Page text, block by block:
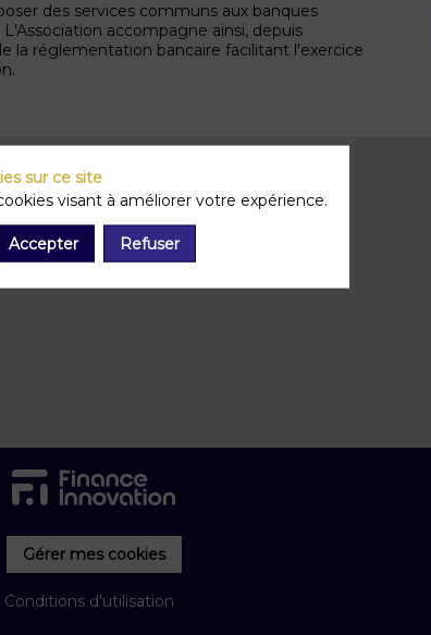
des services communs aux banques
accompagne ainsi, depuis
la réglementation bancaire facilitant l'exercice
Gérer mes cookies
Conditions d'utilisation
sur ce site
visant à améliorer votre expérience.
Accepter Refuser